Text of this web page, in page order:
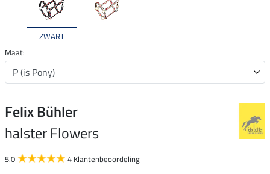
ZWART
Maat:
Felix Bühler
halster Flowers
5.0 4 Klantenbeoordeling